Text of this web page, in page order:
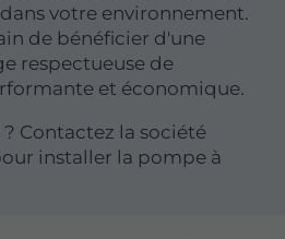
votre environnement.
de bénéficier d'une
respectueuse de
et économique.
? Contactez la société
installer la pompe à